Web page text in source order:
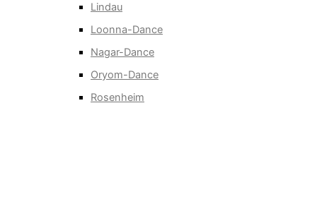
Lindau
Loonna-Dance
Nagar-Dance
Oryom-Dance
Rosenheim